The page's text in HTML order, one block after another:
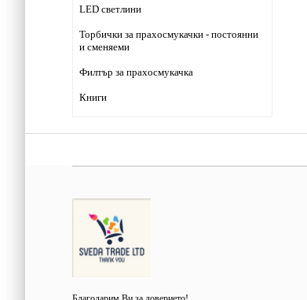
LED светлини
Торбички за прахосмукачки - постоянни
и сменяеми
Филтър за прахосмукачка
Книги